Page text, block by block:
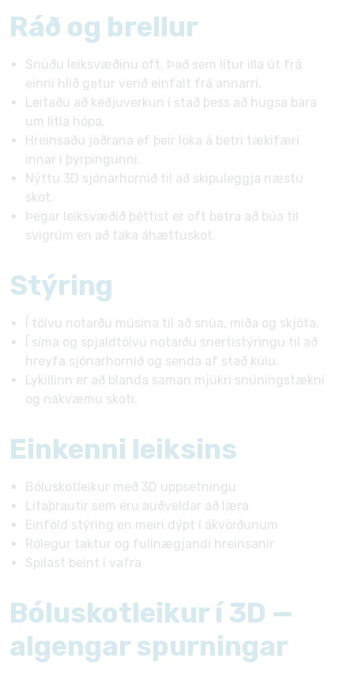
Ráð og brellur
Snúðu leiksvæðinu oft. Það sem lítur illa út frá
einni hlið getur verið einfalt frá annarri.
Leitaðu að keðjuverkun í stað þess að hugsa bara
um litla hópa.
Hreinsaðu jaðrana ef þeir loka á betri tækifæri
innar í þyrpingunni.
Nýttu 3D sjónarhornið til að skipuleggja næstu
skot.
Þegar leiksvæðið þéttist er oft betra að búa til
svigrúm en að taka áhættuskot.
Stýring
Í tölvu notarðu músina til að snúa, miða og skjóta.
Í síma og spjaldtölvu notarðu snertistýringu til að
hreyfa sjónarhornið og senda af stað kúlu.
Lykillinn er að blanda saman mjúkri snúningstækni
og nákvæmu skoti.
Einkenni leiksins
Bóluskotleikur með 3D uppsetningu
Litaþrautir sem eru auðveldar að læra
Einföld stýring en meiri dýpt í ákvörðunum
Rólegur taktur og fullnægjandi hreinsanir
Spilast beint í vafra
Bóluskotleikur í 3D —
algengar spurningar